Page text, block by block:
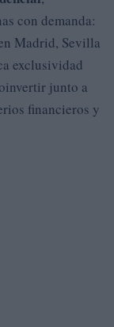
con demanda:
Madrid, Sevilla
exclusividad
junto a
financieros y